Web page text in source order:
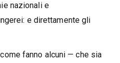
nazionali e
e direttamente gli
fanno alcuni — che sia